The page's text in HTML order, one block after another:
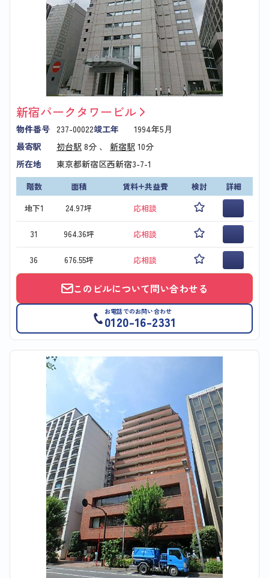
新宿パークタワービル
物件番号 237-00022竣工年
1994年5月
最寄駅
初台駅 8分 、 新宿駅 10分
所在地
東京都新宿区西新宿3-7-1
階数 面積 賃料+共益費 検討
詳細
地下1
24.97坪 応相談
31 964.36坪 応相談
36 676.55坪 応相談
このビルについて問い合わせる
お電話でのお問い合わせ
0120-16-2331